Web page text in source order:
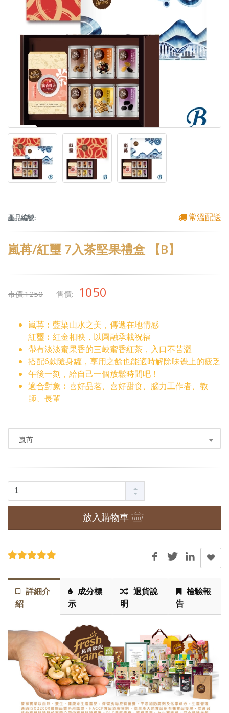
產品編號: 常溫配送
嵐苒/紅璽 7入茶堅果禮盒 【B】
市價:1250 售價: 1050
嵐苒︰藍染山水之美，傳遞在地情感
紅璽︰紅金相映，以圓融承載祝福
帶有淡淡蜜果香的三峽蜜香紅茶，入口不苦澀
搭配6款隨身罐，享用之餘也能適時解除味覺上的疲乏
午後一刻，給自己一個放鬆時間吧！
適合對象︰喜好品茗、喜好甜食、腦力工作者、教
師、長輩
嵐苒
放入購物車
詳細介
紹
成分標
示
退貨說
明
檢驗報
告